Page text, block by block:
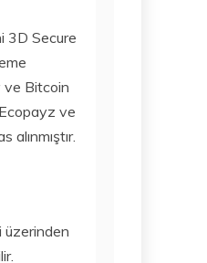
3D Secure
ve Bitcoin
ve
üzerinden